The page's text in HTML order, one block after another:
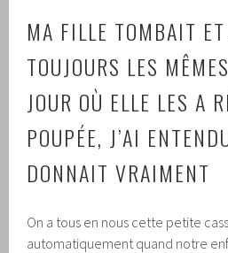
MA FILLE TOMBAIT
TOUJOURS LES
JOUR OÙ ELLE LES A
POUPÉE, J’AI
DONNAIT VRAIMENT
On a tous en nous cette petite
automatiquement quand notre